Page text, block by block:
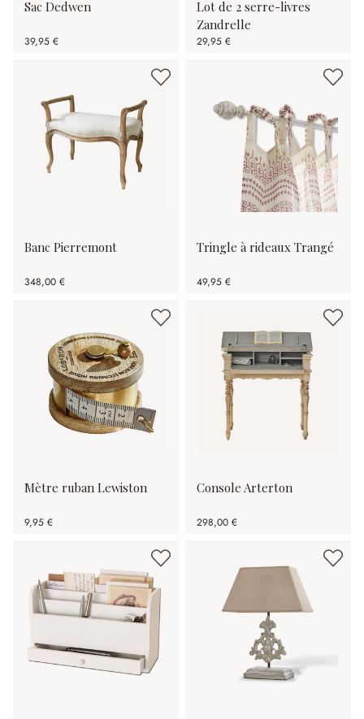
Sac Dedwen
39,95 €
Lot de 2 serre-livres
Zandrelle
29,95 €
Banc Pierremont
348,00 €
Tringle à rideaux Trangé
49,95 €
Mètre ruban Lewiston
9,95 €
Console Arterton
298,00 €